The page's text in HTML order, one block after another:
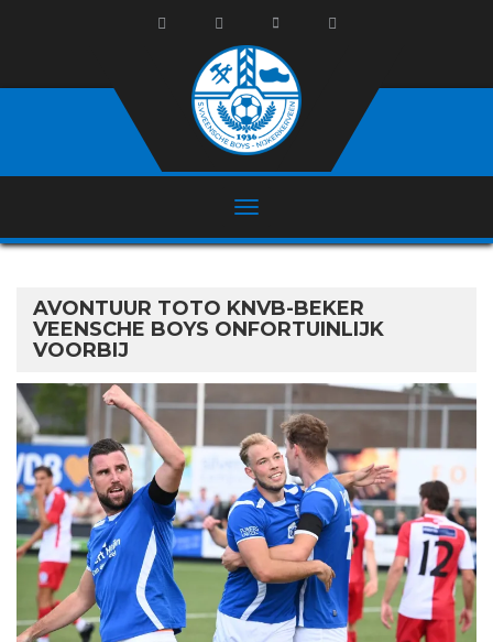
AVONTUUR TOTO KNVB-BEKER
VEENSCHE BOYS ONFORTUINLIJK
VOORBIJ